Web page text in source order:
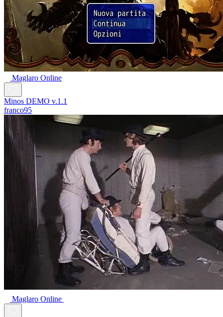
Maglaro Online
Minos DEMO v.1.1
franco95
Maglaro Online